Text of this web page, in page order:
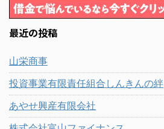
最近の投稿
山栄商事
投資事業有限責任組合しんきんの絆
あやせ興産有限会社